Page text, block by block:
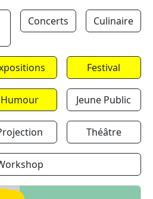
Concerts Culinaire
Festival
Humour Jeune Public
Théâtre